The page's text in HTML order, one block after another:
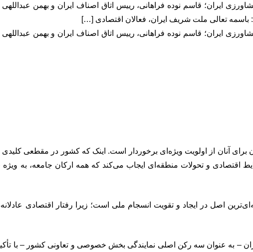
و کشاورزی ایران؛ قاسم نوده فراهانی، رییس اتاق اصناف ایران و بهمن
باسمه تعالی ملت شریف ایران، فعالان اقتصادی […]
و کشاورزی ایران؛ قاسم نوده فراهانی، رییس اتاق اصناف ایران و بهمن
برای آنان از اولویت ویژه‌ای برخوردار است. اینک که کشور در مقطعی
اقتصادی و تحولات منطقه‌ای ایجاب می‌کند که همه ارکان جامعه، به ویژه
اصل در ایجاد و تقویت انسجام ملی است؛ زیرا رفتار اقتصادی
– به عنوان سه رکن اصلی نمایندگی بخش خصوصی و تعاونی کشور – با